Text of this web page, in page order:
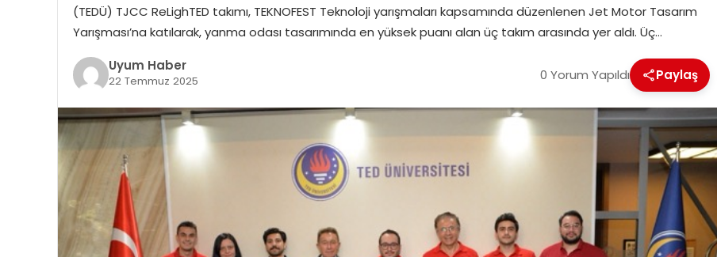
(TEDÜ) TJCC ReLighTED takımı, TEKNOFEST Teknoloji yarışmaları kapsamında düzenlenen Jet Motor Tasarım
Yarışması’na katılarak, yanma odası tasarımında en yüksek puanı alan üç takım arasında yer aldı. Üç…
Uyum Haber
22 Temmuz 2025 0 Yorum Yapıldı Paylaş